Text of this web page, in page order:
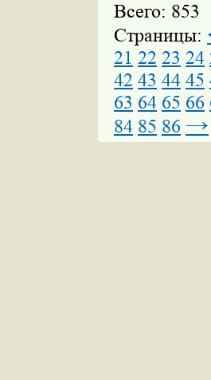
Всего: 853
Страницы:
21 22 23 24
42 43 44 45
63 64 65 66
84 85 86 →